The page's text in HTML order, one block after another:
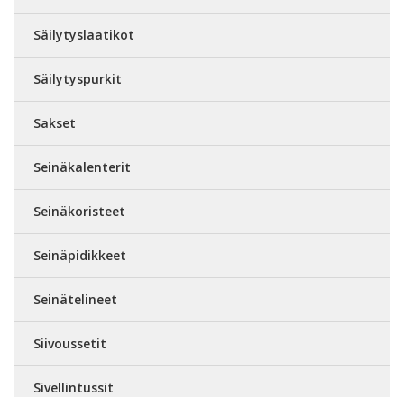
Säilytyslaatikot
Säilytyspurkit
Sakset
Seinäkalenterit
Seinäkoristeet
Seinäpidikkeet
Seinätelineet
Siivoussetit
Sivellintussit